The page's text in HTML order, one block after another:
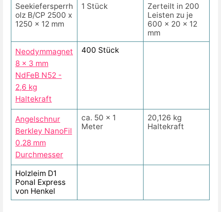
Seekiefersperrh
olz B/CP 2500 x
1250 x 12 mm
1 Stück
Zerteilt in 200
Leisten zu je
600 x 20 x 12
mm
Neodymmagnet
8 x 3 mm
NdFeB N52 -
2,6 kg
Haltekraft
400 Stück
Angelschnur
Berkley NanoFil
0,28 mm
Durchmesser
ca. 50 x 1
Meter
20,126 kg
Haltekraft
Holzleim D1
Ponal Express
von Henkel